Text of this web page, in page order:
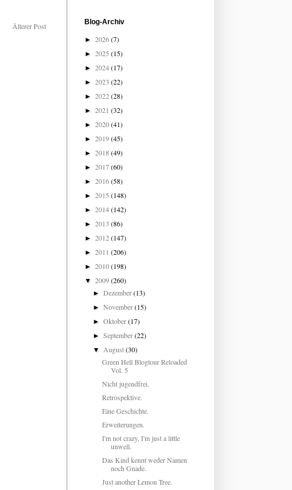
Älterer Post Blog-Archiv
► 2026(7)
► 2025 (15)
► 2024(17)
► 2023 (22)
► 2022(28)
► 2021 (32)
► 2020(41)
► 2019(45)
► 2018(49)
► 2017(60)
► 2016(58)
► 2015 (148)
► 2014(142)
► 2013 (86)
► 2012(147)
► 2011 (206)
► 2010(198)
▼ 2009(260)
►Dezember(13)
►November(15)
►Oktober(17)
►September(22)
▼August(30)
Green Hell Blogtour Reloaded
Vol. 5
Nicht jugendfrei.
Retrospektive.
Eine Geschichte.
Erweiterungen.
I'm not crazy, I'm just a little
unwell.
Das Kind kennt weder Namen
noch Gnade.
Just another Lemon Tree.